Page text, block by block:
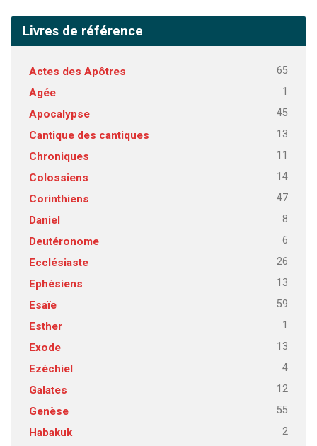
Livres de référence
Actes des Apôtres 65
Agée 1
Apocalypse 45
Cantique des cantiques 13
Chroniques 11
Colossiens 14
Corinthiens 47
Daniel 8
Deutéronome 6
Ecclésiaste 26
Ephésiens 13
Esaïe 59
Esther 1
Exode 13
Ezéchiel 4
Galates 12
Genèse 55
Habakuk 2